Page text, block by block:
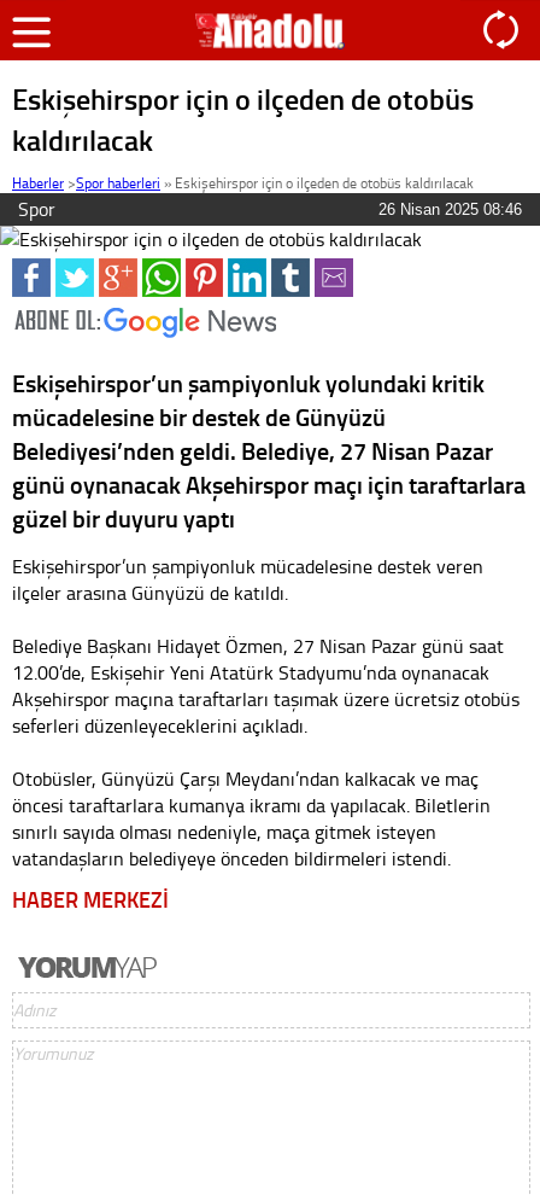
Eskişehirspor için o ilçeden de otobüs
kaldırılacak
Haberler >Spor haberleri » Eskişehirspor için o ilçeden de otobüs kaldırılacak
Spor 26 Nisan 2025 08:46
Eskişehirspor’un şampiyonluk yolundaki kritik
mücadelesine bir destek de Günyüzü
Belediyesi’nden geldi. Belediye, 27 Nisan Pazar
günü oynanacak Akşehirspor maçı için taraftarlara
güzel bir duyuru yaptı
Eskişehirspor’un şampiyonluk mücadelesine destek veren
ilçeler arasına Günyüzü de katıldı.
Belediye Başkanı Hidayet Özmen, 27 Nisan Pazar günü saat
12.00’de, Eskişehir Yeni Atatürk Stadyumu’nda oynanacak
Akşehirspor maçına taraftarları taşımak üzere ücretsiz otobüs
seferleri düzenleyeceklerini açıkladı.
Otobüsler, Günyüzü Çarşı Meydanı’ndan kalkacak ve maç
öncesi taraftarlara kumanya ikramı da yapılacak. Biletlerin
sınırlı sayıda olması nedeniyle, maça gitmek isteyen
vatandaşların belediyeye önceden bildirmeleri istendi.
HABER MERKEZİ